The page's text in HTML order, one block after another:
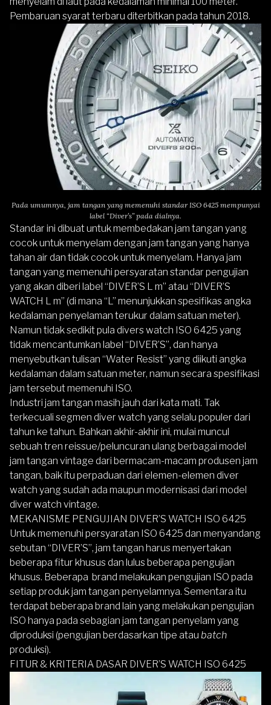
Pembaruan syarat terbaru diterbitkan pada tahun 2018.
Pada umumnya, jam tangan yang memenuhi standar ISO 6425 mempunyai
label “Diver’s” pada dialnya.
Standar ini dibuat untuk membedakan jam tangan yang
cocok untuk menyelam dengan jam tangan yang hanya
tahan air dan tidak cocok untuk menyelam. Hanya jam
tangan yang memenuhi persyaratan standar pengujian
yang akan diberi label “DIVER’S L m” atau “DIVER’S
WATCH L m” (di mana “L” menunjukkan spesifikas angka
kedalaman penyelaman terukur dalam satuan meter).
Namun tidak sedikit pula divers watch ISO 6425 yang
tidak mencantumkan label “DIVER’S”, dan hanya
menyebutkan tulisan “Water Resist” yang diikuti angka
kedalaman dalam satuan meter, namun secara spesifikasi
jam tersebut memenuhi ISO.
Industri jam tangan masih jauh dari kata mati. Tak
terkecuali segmen diver watch yang selalu populer dari
tahun ke tahun. Bahkan akhir-akhir ini, mulai muncul
sebuah tren reissue/peluncuran ulang berbagai model
jam tangan vintage dari bermacam-macam produsen jam
tangan, baik itu perpaduan dari elemen-elemen diver
watch yang sudah ada maupun modernisasi dari model
diver watch vintage.
MEKANISME PENGUJIAN DIVER’S WATCH ISO 6425
Untuk memenuhi persyaratan ISO 6425 dan menyandang
sebutan “DIVER’S”, jam tangan harus menyertakan
beberapa fitur khusus dan lulus beberapa pengujian
khusus. Beberapa brand melakukan pengujian ISO pada
setiap produk jam tangan penyelamnya. Sementara itu
terdapat beberapa brand lain yang melakukan pengujian
ISO hanya pada sebagian jam tangan penyelam yang
diproduksi (pengujian berdasarkan tipe atau batch
produksi).
FITUR & KRITERIA DASAR DIVER’S WATCH ISO 6425